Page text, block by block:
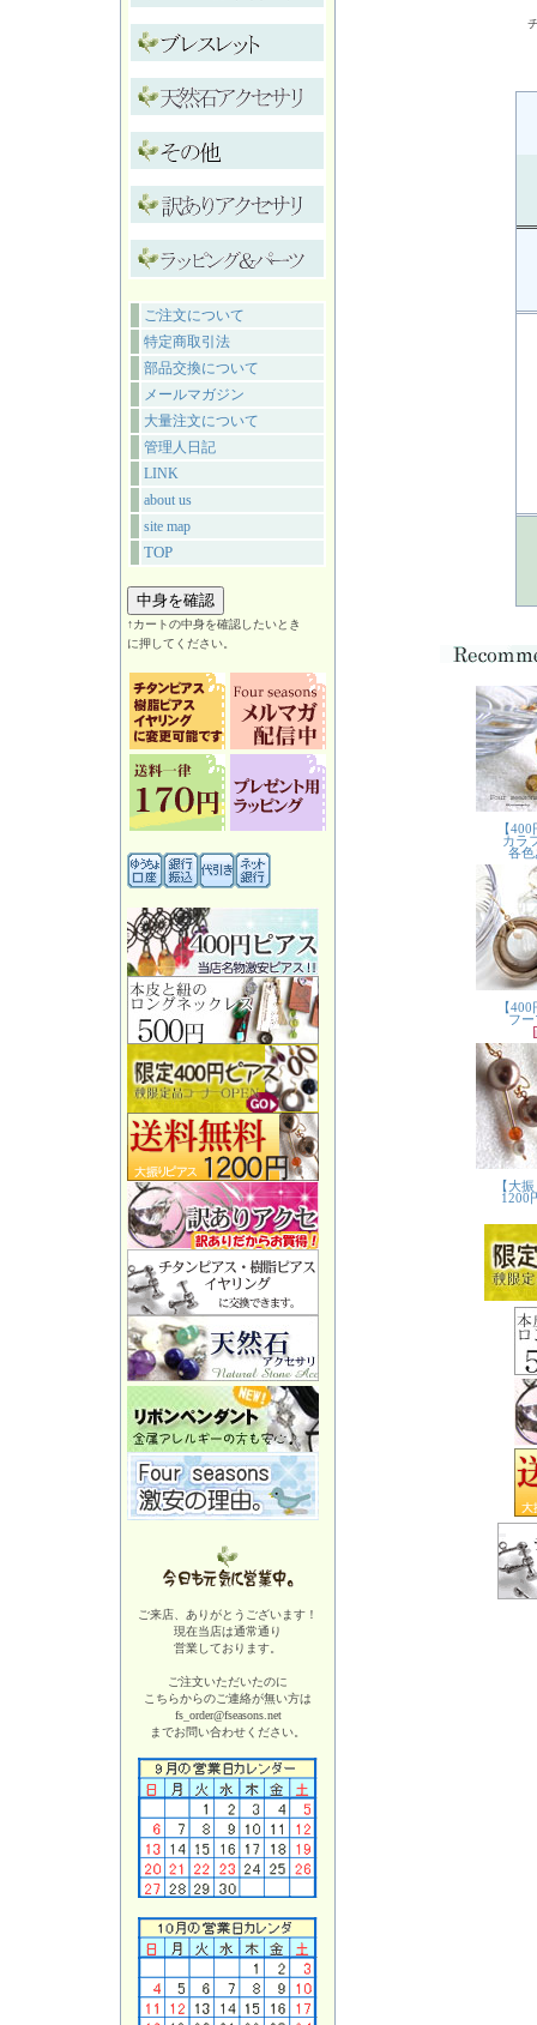
ご注文について
特定商取引法
部品交換について
メールマガジン
大量注文について
管理人日記
LINK
about us
site map
TOP
↑カートの中身を確認したいとき
に押してください。
ご来店、ありがとうございます！
現在当店は通常通り
営業しております。
ご注文いただいたのに
こちらからのご連絡が無い方は
fs_order@fseasons.net
までお問い合わせください。